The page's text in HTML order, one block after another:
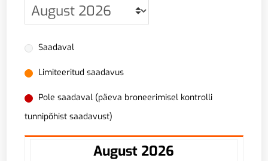
Saadaval
Limiteeritud saadavus
Pole saadaval (päeva broneerimisel kontrolli
tunnipõhist saadavust)
August 2026